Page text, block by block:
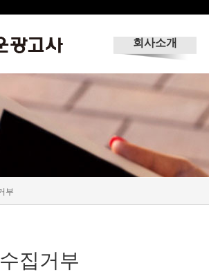
회사소개
부
집거부